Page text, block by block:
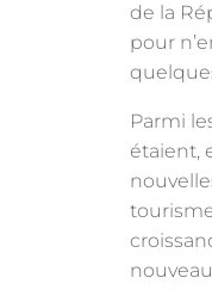
de la
pour
Parmi
étaient,